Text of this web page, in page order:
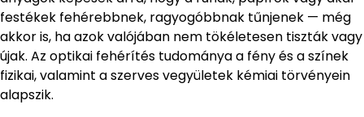
festékek fehérebbnek, ragyogóbbnak tűnjenek — még
akkor is, ha azok valójában nem tökéletesen tiszták vagy
újak. Az optikai fehérítés tudománya a fény és a színek
fizikai, valamint a szerves vegyületek kémiai törvényein
alapszik.